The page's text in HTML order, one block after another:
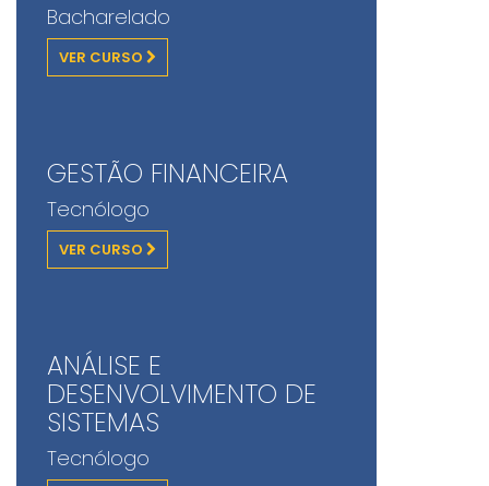
Bacharelado
VER CURSO
GESTÃO FINANCEIRA
Tecnólogo
VER CURSO
ANÁLISE E
DESENVOLVIMENTO DE
SISTEMAS
Tecnólogo